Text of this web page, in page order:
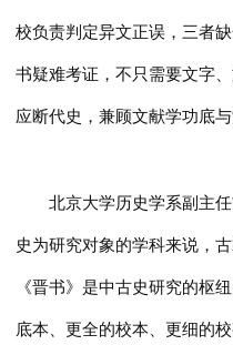
校负责判定异文正误，三者
书疑难考证，不只需要文字
应断代史，兼顾文献学功底与
北京大学历史学系副主
史为研究对象的学科来说，
《晋书》是中古史研究的枢
底本、更全的校本、更细的